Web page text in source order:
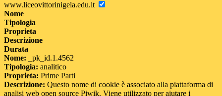
www.liceovittorinigela.edu.it
Nome
Tipologia
Proprieta
Descrizione
Durata
Nome: _pk_id.1.4562
Tipologia: analitico
Proprieta: Prime Parti
Descrizione: Questo nome di cookie è associato alla piattaforma di
analisi web open source Piwik. Viene utilizzato per aiutare i